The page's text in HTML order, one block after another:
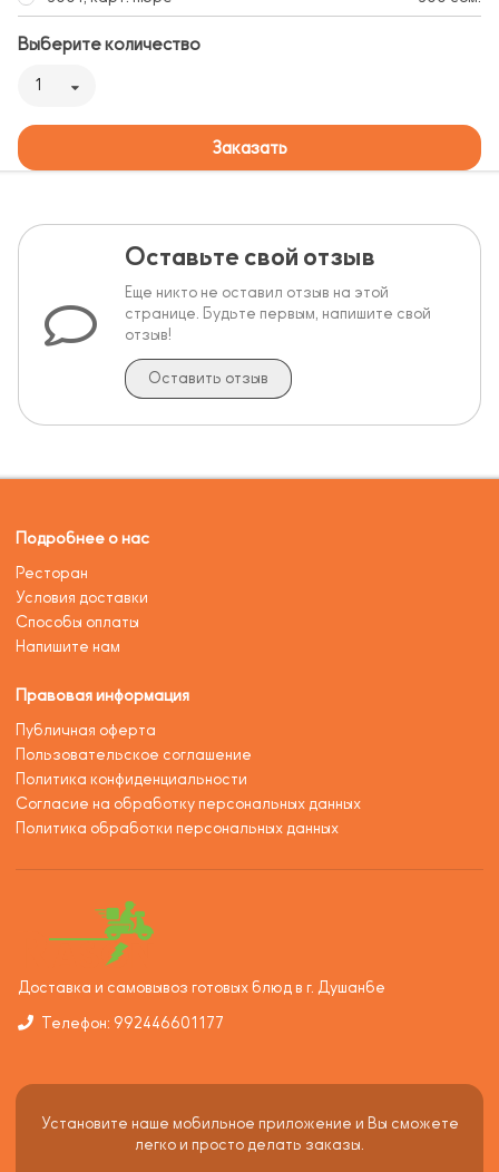
Выберите количество
1
Заказать
Оставьте свой отзыв
Еще никто не оставил отзыв на этой
странице. Будьте первым, напишите свой
отзыв!
Оставить отзыв
Подробнее о нас
Ресторан
Условия доставки
Способы оплаты
Напишите нам
Правовая информация
Публичная оферта
Пользовательское соглашение
Политика конфиденциальности
Согласие на обработку персональных данных
Политика обработки персональных данных
Доставка и самовывоз готовых блюд в г. Душанбе
Телефон: 992446601177
Установите наше мобильное приложение и Вы сможете
легко и просто делать заказы.